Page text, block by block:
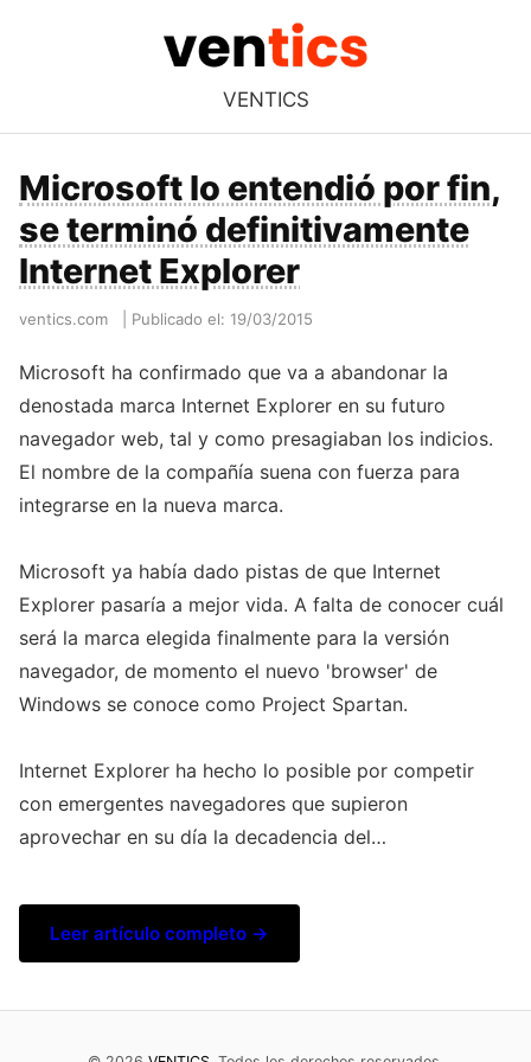
VENTICS
Microsoft lo entendió por fin,
se terminó definitivamente
Internet Explorer
ventics.com Publicado el: 19/03/2015
Microsoft ha confirmado que va a abandonar la
denostada marca Internet Explorer en su futuro
navegador web, tal y como presagiaban los indicios.
El nombre de la compañía suena con fuerza para
integrarse en la nueva marca.
Microsoft ya había dado pistas de que Internet
Explorer pasaría a mejor vida. A falta de conocer cuál
será la marca elegida finalmente para la versión
navegador, de momento el nuevo 'browser' de
Windows se conoce como Project Spartan.
Internet Explorer ha hecho lo posible por competir
con emergentes navegadores que supieron
aprovechar en su día la decadencia del…
Leer artículo completo →